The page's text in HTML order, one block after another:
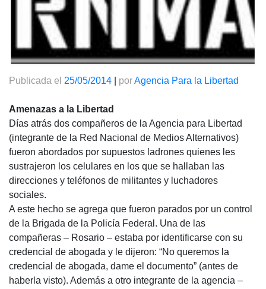
Publicada el 25/05/2014 porAgencia Para la Libertad
Amenazas a la Libertad
Días atrás dos compañeros de la Agencia para Libertad
(integrante de la Red Nacional de Medios Alternativos)
fueron abordados por supuestos ladrones quienes les
sustrajeron los celulares en los que se hallaban las
direcciones y teléfonos de militantes y luchadores
sociales.
A este hecho se agrega que fueron parados por un control
de la Brigada de la Policía Federal. Una de las
compañeras – Rosario – estaba por identificarse con su
credencial de abogada y le dijeron: “No queremos la
credencial de abogada, dame el documento” (antes de
haberla visto). Además a otro integrante de la agencia –